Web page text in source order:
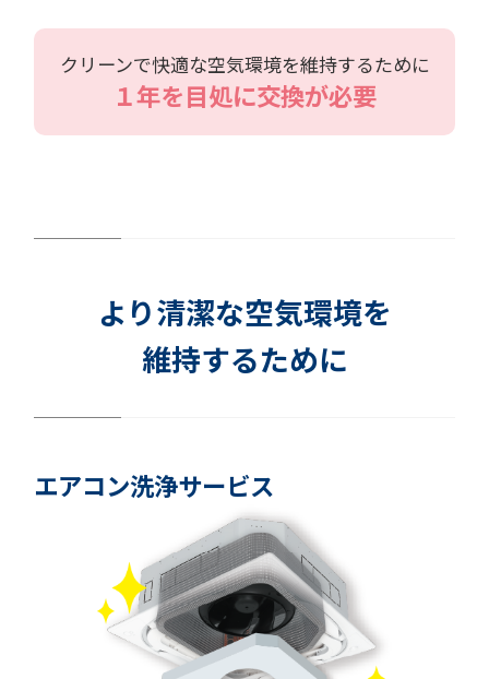
クリーンで快適な空気環境を維持するために
１年を目処に交換が必要
より清潔な空気環境を
維持するために
エアコン洗浄サービス